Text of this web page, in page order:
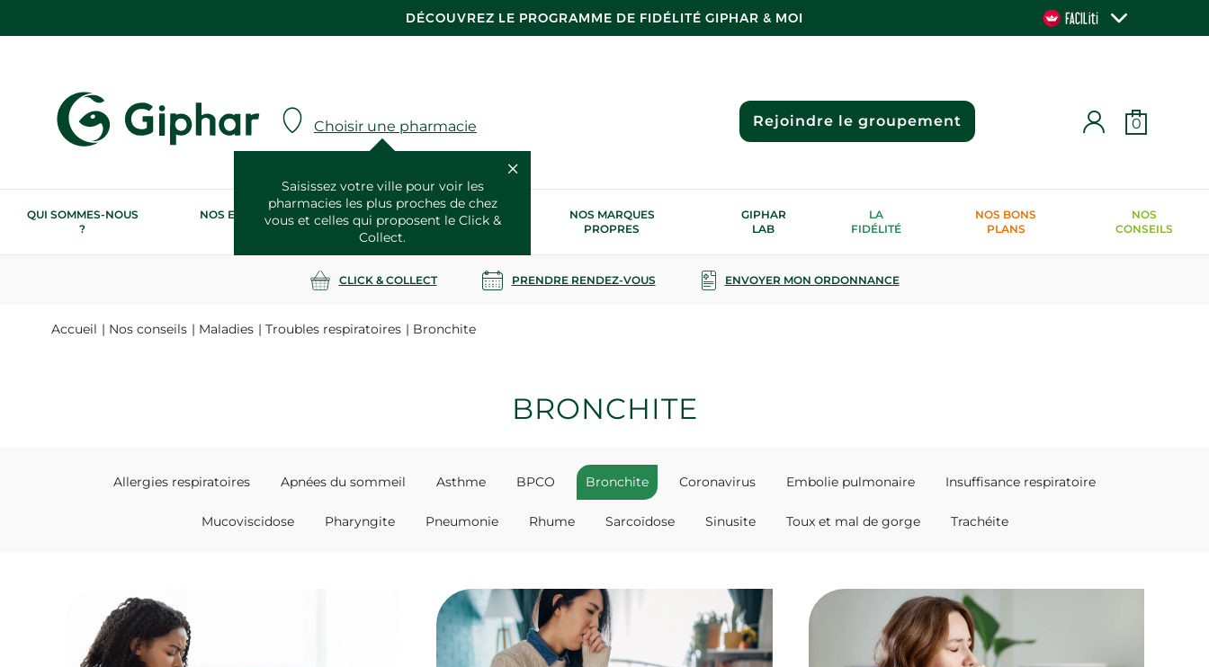
DÉCOUVREZ LE PROGRAMME DE FIDÉLITÉ GIPHAR & MOI
Choisir une pharmacie
Saisissez votre ville pour voir les
pharmacies les plus proches de chez
vous et celles qui proposent le Click &
Collect.
Rejoindre le groupement 0
QUI SOMMES-NOUS
?
NOS ENGAGEMENTS
RSE
NOS SERVICES
SANTÉ
NOS MARQUES
PROPRES
GIPHAR
LAB
LA
FIDÉLITÉ
NOS BONS
PLANS
NOS
CONSEILS
CLICK & COLLECT PRENDRE RENDEZ-VOUS ENVOYER MON ORDONNANCE
Accueil Nos conseils Maladies Troubles respiratoires Bronchite
BRONCHITE
Allergies respiratoires Apnées du sommeil Asthme BPCO Bronchite Coronavirus Embolie pulmonaire Insuffisance respiratoire
Mucoviscidose Pharyngite Pneumonie Rhume Sarcoïdose Sinusite Toux et mal de gorge Trachéite